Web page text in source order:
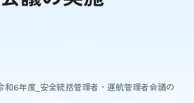
和6年度_安全統括管理者・運航管理者会議の